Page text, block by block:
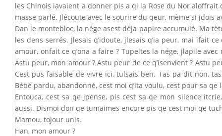
les Chinois iavaient a donner pis a qi la Rose du Nor
masse parlé. Jlécoute avec le sourire du qeur, mème si jdois
Dan le montebloc, la nége asest déja papire accumulé. Ma
les dens serrés. Jlesais q’idoute, jlesais q’ia peur, mai ifait
amour, onfait ce q’ona a faire ? Tupeltes la nége, jlapile
Astu peur, mon amour ? Astu peur de ce q’isenvient ? Astu
Cest pus faisable de vivre ici, tulsais ben. Tas pa dit non,
Bébé pardu, abandonné, cest moi q’ita voulu, cest pour sa
Entouca, cest sa qe jpense, pis cest sa qe mon silence
aussi. Dismoi don qe tumaimes encore pis qe cest moi qe
Mamou, tojour unis.
Han, mon amour ?